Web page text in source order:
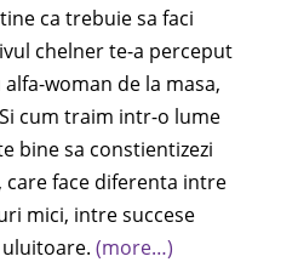
ca trebuie sa faci
chelner te-a perceput
woman de la masa,
cum traim intr-o lume
bine sa constientizezi
face diferenta intre
mici, intre succese
(more…)